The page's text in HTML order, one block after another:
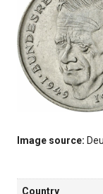
Image source:
Country